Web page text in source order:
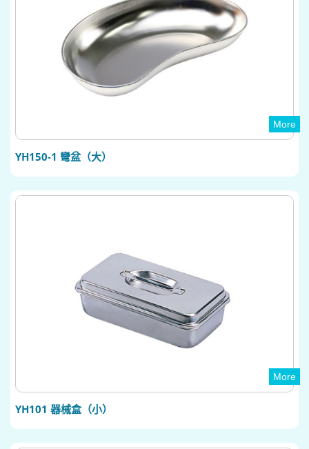
More
YH150-1 彎盆（大）
More
YH101 器械盒（小）